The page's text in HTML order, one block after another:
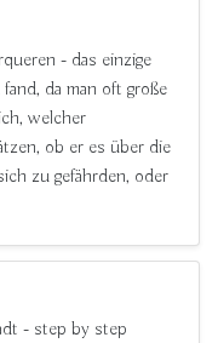
- das einzige
da man oft große
welcher
ob er es über die
zu gefährden, oder
- step by step